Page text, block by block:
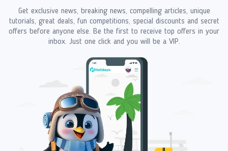
Get exclusive news, breaking news, compelling articles, unique
tutorials, great deals, fun competitions, special discounts and secret
offers before anyone else. Be the first to receive top offers in your
inbox. Just one click and you will be a VIP.